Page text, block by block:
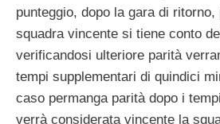
punteggio, dopo la gara di
squadra vincente si tiene conto
verificandosi ulteriore parità
tempi supplementari di quindici
caso permanga parità dopo i
verrà considerata vincente la